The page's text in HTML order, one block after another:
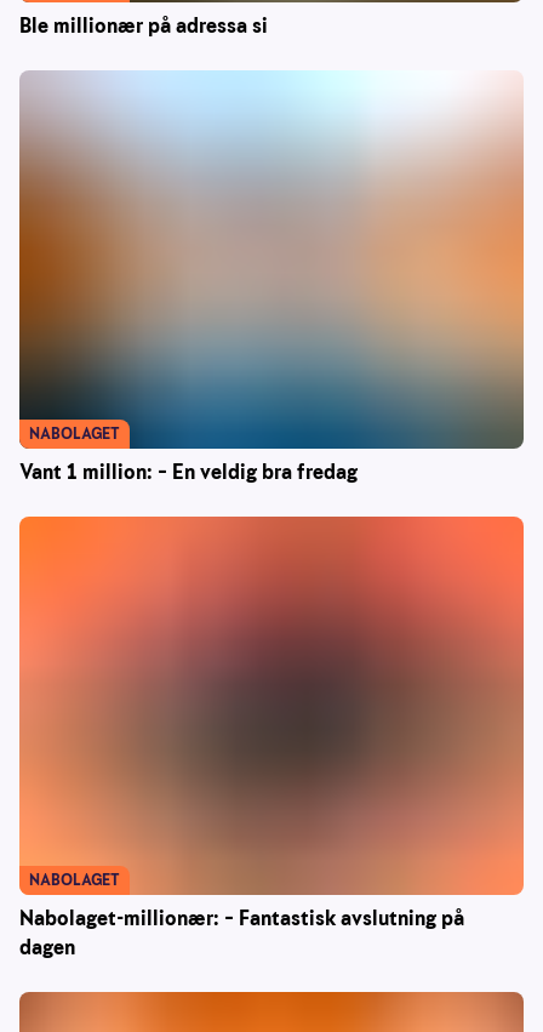
Ble millionær på adressa si
Vant 1 million: – En veldig bra fredag
NABOLAGET
Nabolaget-millionær: – Fantastisk avslutning på
dagen
NABOLAGET